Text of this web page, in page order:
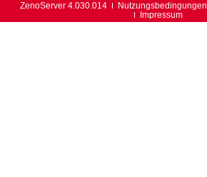
ZenoServer 4.030.014 Nutzungsbedingungen
Impressum